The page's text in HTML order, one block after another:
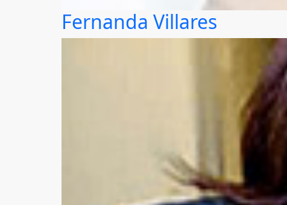
Fernanda Villares